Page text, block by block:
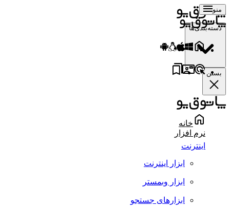
منو
دسته‌بندی‌ها
بستن
خانه
نرم افزار
اینترنت
ابزار اینترنت
ابزار وبمستر
ابزارهای جستجو